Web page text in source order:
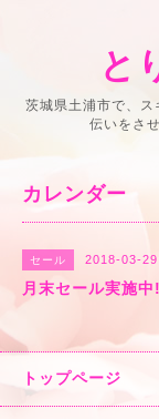
と
茨城県土浦市で、
伝いをさ
カレンダー
セール 2018-03-
月末セール実施中!
トップページ